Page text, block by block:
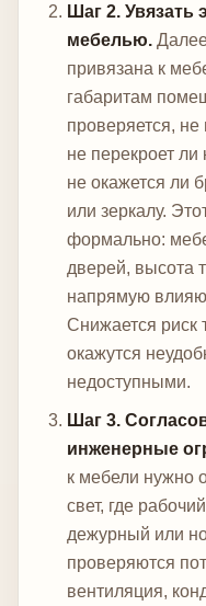
Шаг 2. Увязать
мебелью.
привязана к
габаритам
проверяется, не
не перекроет ли
не окажется ли
или зеркалу.
формально:
дверей, высота
напрямую
Снижается риск
окажутся
недоступными.
Шаг 3.
инженерные
к мебели нужно
свет, где
дежурный или
проверяются
вентиляция,